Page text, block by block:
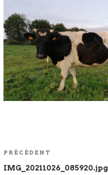
Navigation
de
Article
précédent
PRÉCÉDENT
IMG_20211026_085920.jpg